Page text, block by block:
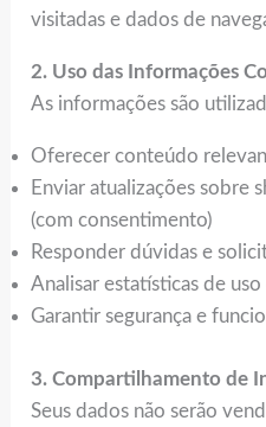
visitadas e dados de
2. Uso das Informações
As informações são
Oferecer conteúdo
Enviar atualizações sobre
(com consentimento)
Responder dúvidas e
Analisar estatísticas de
Garantir segurança e
3. Compartilhamento de
Seus dados não serão